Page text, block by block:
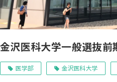
金沢医科大学一般選抜前
医学部 金沢医科大学